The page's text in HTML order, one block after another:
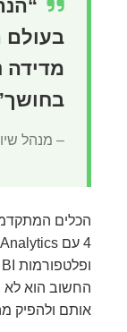
בעולם
מדידה
– מנהל
החשוב הוא לא
אותם ולהפיק